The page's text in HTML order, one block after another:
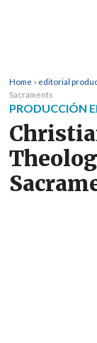
Home » editorial
Sacraments
PRODUCCIÓN